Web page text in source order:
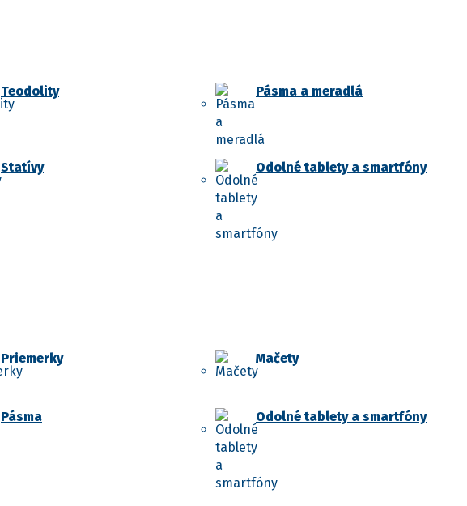
Teodolity Pásma a meradlá
Statívy Odolné tablety a smartfóny
Priemerky Mačety
Pásma Odolné tablety a smartfóny